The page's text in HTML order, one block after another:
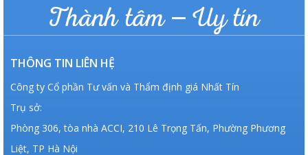
Thành tâm – Uy tín
THÔNG TIN LIÊN HỆ
Công ty Cổ phần Tư vấn và Thẩm định giá Nhất Tín
Trụ sở:
Phòng 306, tòa nhà ACCI, 210 Lê Trọng Tấn, Phường Phương
Liệt, TP Hà Nội